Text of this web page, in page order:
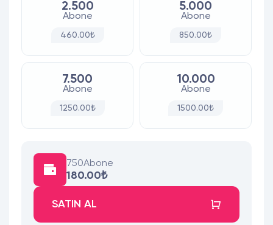
2.500
Abone
460.00₺
5.000
Abone
850.00₺
7.500
Abone
1250.00₺
10.000
Abone
1500.00₺
750Abone
180.00₺
SATIN AL